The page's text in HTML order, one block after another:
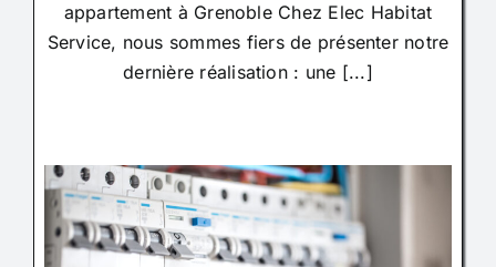
appartement à Grenoble Chez Elec Habitat
Service, nous sommes fiers de présenter notre
dernière réalisation : une [...]